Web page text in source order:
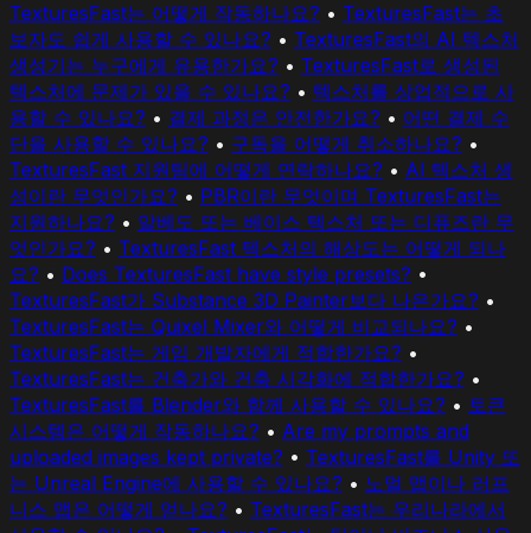
TexturesFast는 어떻게 작동하나요? • TexturesFast는 초
보자도 쉽게 사용할 수 있나요? • TexturesFast의 AI 텍스처
생성기는 누구에게 유용한가요? • TexturesFast로 생성된
텍스처에 문제가 있을 수 있나요? • 텍스처를 상업적으로 사
용할 수 있나요? • 결제 과정은 안전한가요? • 어떤 결제 수
단을 사용할 수 있나요? • 구독을 어떻게 취소하나요? •
TexturesFast 지원팀에 어떻게 연락하나요? • AI 텍스처 생
성이란 무엇인가요? • PBR이란 무엇이며 TexturesFast는
지원하나요? • 알베도 또는 베이스 텍스처 또는 디퓨즈란 무
엇인가요? • TexturesFast 텍스처의 해상도는 어떻게 되나
요? • Does TexturesFast have style presets? •
TexturesFast가 Substance 3D Painter보다 나은가요? •
TexturesFast는 Quixel Mixer와 어떻게 비교되나요? •
TexturesFast는 게임 개발자에게 적합한가요? •
TexturesFast는 건축가와 건축 시각화에 적합한가요? •
TexturesFast를 Blender와 함께 사용할 수 있나요? • 토큰
시스템은 어떻게 작동하나요? • Are my prompts and
uploaded images kept private? • TexturesFast를 Unity 또
는 Unreal Engine에 사용할 수 있나요? • 노멀 맵이나 러프
니스 맵은 어떻게 얻나요? • TexturesFast는 우리나라에서